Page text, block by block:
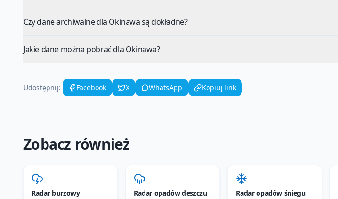
Czy dane archiwalne dla Okinawa są dokładne?
Jakie dane można pobrać dla Okinawa?
Udostępnij: Facebook X WhatsApp Kopiuj link
Zobacz również
Radar burzowy Radar opadów deszczu Radar opadów śniegu